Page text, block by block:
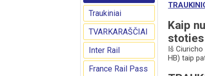
Traukiniai
TVARKARAŠČIAI
Inter Rail
France Rail Pass
Kaip
stoties
Iš
HB) taip